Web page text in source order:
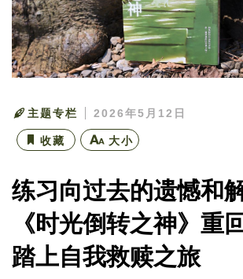
主题专栏 2026年5月12日
收藏 大小
练习向过去的遗憾和
《时光倒转之神》重
踏上自我救赎之旅